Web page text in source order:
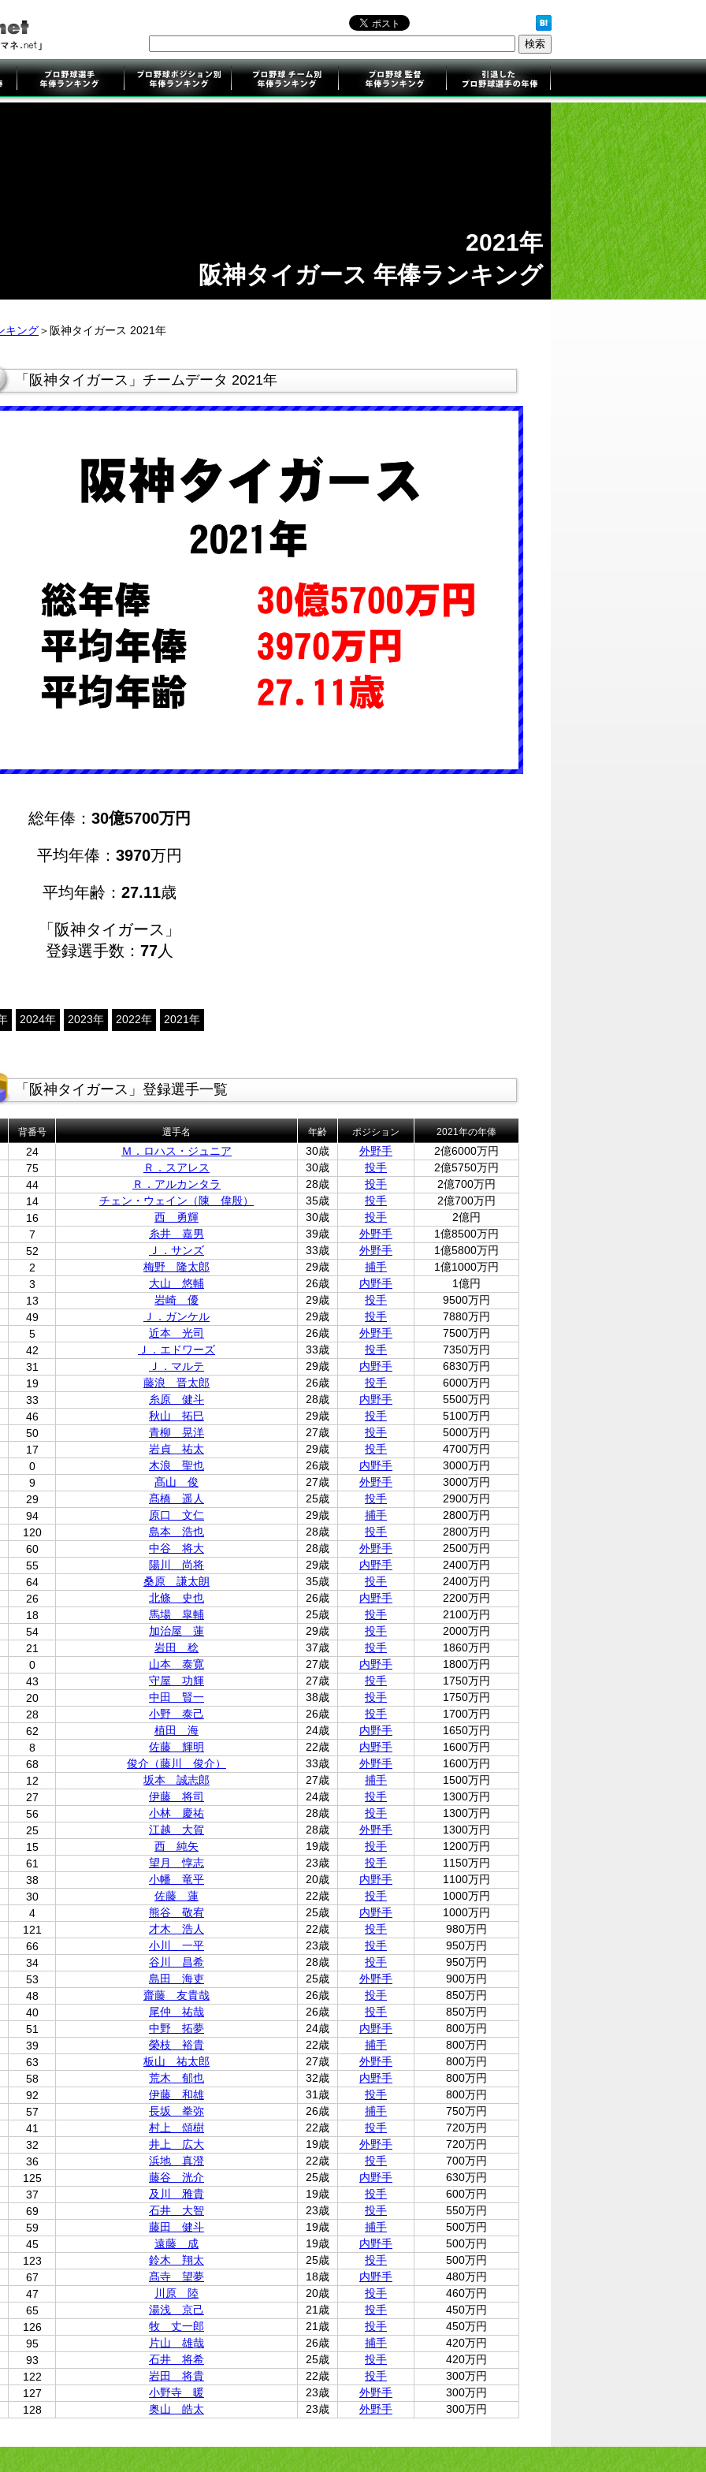
2021年
阪神タイガース 年俸ランキング
キング＞阪神タイガース 2021年
「阪神タイガース」チームデータ 2021年
総年俸： 30億5700万円
平均年俸： 3970万円
平均年齢： 27.11歳
「阪神タイガース」
登録選手数： 77人
2024年 2023年 2022年 2021年
「阪神タイガース」登録選手一覧
背番号 選手名 年齢 ポジション 2021年の年俸
24 Ｍ．ロハス・ジュニア 30歳 外野手
2億6000万円
75
Ｒ．スアレス 30歳 投手
2億5750万円
44
Ｒ．アルカンタラ 28歳 投手
2億700万円
14
チェン・ウェイン（陳 偉殷） 35歳 投手
2億700万円
16
西 勇輝 30歳 投手
2億円
7
糸井 嘉男 39歳 外野手
1億8500万円
52
Ｊ．サンズ 33歳 外野手
1億5800万円
2
梅野 隆太郎 29歳 捕手
1億1000万円
3
大山 悠輔 26歳 内野手
1億円
13
岩崎 優 29歳 投手
9500万円
49
Ｊ．ガンケル 29歳 投手
7880万円
5
近本 光司 26歳 外野手
7500万円
42
Ｊ．エドワーズ 33歳 投手
7350万円
31
Ｊ．マルテ 29歳 内野手
6830万円
19
藤浪 晋太郎 26歳 投手
6000万円
33
糸原 健斗 28歳 内野手
5500万円
46
秋山 拓巳 29歳 投手
5100万円
50
青柳 晃洋 27歳 投手
5000万円
17
岩貞 祐太 29歳 投手
4700万円
0
木浪 聖也 26歳 内野手
3000万円
9
髙山 俊 27歳 外野手
3000万円
29
髙橋 遥人 25歳 投手
2900万円
94
原口 文仁 29歳 捕手
2800万円
120
島本 浩也 28歳 投手
2800万円
60
中谷 将大 28歳 外野手
2500万円
55
陽川 尚将 29歳 内野手
2400万円
64
桑原 謙太朗 35歳 投手
2400万円
26
北條 史也 26歳 内野手
2200万円
18
馬場 皐輔 25歳 投手
2100万円
54
加治屋 蓮 29歳 投手
2000万円
21
岩田 稔 37歳 投手
1860万円
0
山本 泰寛 27歳 内野手
1800万円
43
守屋 功輝 27歳 投手
1750万円
20
中田 賢一 38歳 投手
1750万円
28
小野 泰己 26歳 投手
1700万円
62
植田 海 24歳 内野手
1650万円
8
佐藤 輝明 22歳 内野手
1600万円
68
俊介（藤川 俊介） 33歳 外野手
1600万円
12
坂本 誠志郎 27歳 捕手
1500万円
27
伊藤 将司 24歳 投手
1300万円
56
小林 慶祐 28歳 投手
1300万円
25
江越 大賀 28歳 外野手
1300万円
15
西 純矢 19歳 投手
1200万円
61
望月 惇志 23歳 投手
1150万円
38
小幡 竜平 20歳 内野手
1100万円
30
佐藤 蓮 22歳 投手
1000万円
4
熊谷 敬宥 25歳 内野手
1000万円
121
才木 浩人 22歳 投手
980万円
66
小川 一平 23歳 投手
950万円
34
谷川 昌希 28歳 投手
950万円
53
島田 海吏 25歳 外野手
900万円
48
齋藤 友貴哉 26歳 投手
850万円
40
尾仲 祐哉 26歳 投手
850万円
51
中野 拓夢 24歳 内野手
800万円
39
榮枝 裕貴 22歳 捕手
800万円
63
板山 祐太郎 27歳 外野手
800万円
58
荒木 郁也 32歳 内野手
800万円
92
伊藤 和雄 31歳 投手
800万円
57
長坂 拳弥 26歳 捕手
750万円
41
村上 頌樹 22歳 投手
720万円
32
井上 広大 19歳 外野手
720万円
36
浜地 真澄 22歳 投手
700万円
125
藤谷 洸介 25歳 内野手
630万円
37
及川 雅貴 19歳 投手
600万円
69
石井 大智 23歳 投手
550万円
59
藤田 健斗 19歳 捕手
500万円
45
遠藤 成 19歳 内野手
500万円
123
鈴木 翔太 25歳 投手
500万円
67
髙寺 望夢 18歳 内野手
480万円
47
川原 陸 20歳 投手
460万円
65
湯浅 京己 21歳 投手
450万円
126
牧 丈一郎 21歳 投手
450万円
95
片山 雄哉 26歳 捕手
420万円
93
石井 将希 25歳 投手
420万円
122
岩田 将貴 22歳 投手
300万円
127
小野寺 暖 23歳 外野手
300万円
128
奥山 皓太 23歳 外野手 300万円